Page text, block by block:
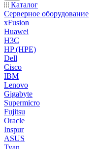
Каталог
Серверное оборудование
xFusion
Huawei
H3C
HP (HPE)
Dell
Cisco
IBM
Lenovo
Gigabyte
Supermicro
Fujitsu
Oracle
Inspur
ASUS
Tyan